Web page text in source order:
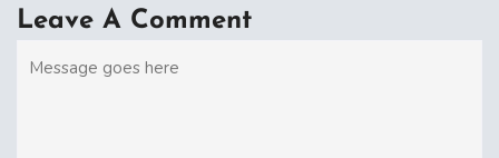
Leave A Comment